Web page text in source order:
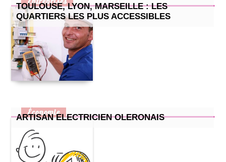
TOULOUSE, LYON, MARSEILLE : LES
QUARTIERS LES PLUS ACCESSIBLES
ARTISAN ELECTRICIEN OLERONAIS
Économie